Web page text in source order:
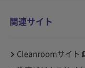
関連サイト
Cleanroomサイト